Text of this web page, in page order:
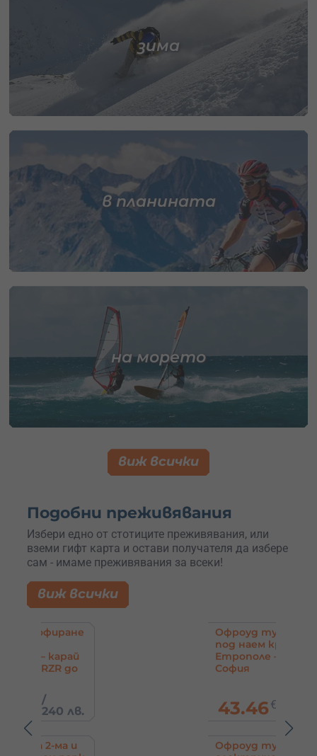
зима
в планината
на морето
виж всички
Подобни преживявания
Избери едно от стотиците преживявания, или
вземи гифт карта и остави получателя да избере
сам - имаме преживявания за всеки!
виж всички
Офроуд тур с АТВ
под наем край
Етрополе – до
/85 лв.
Офроуд тур с